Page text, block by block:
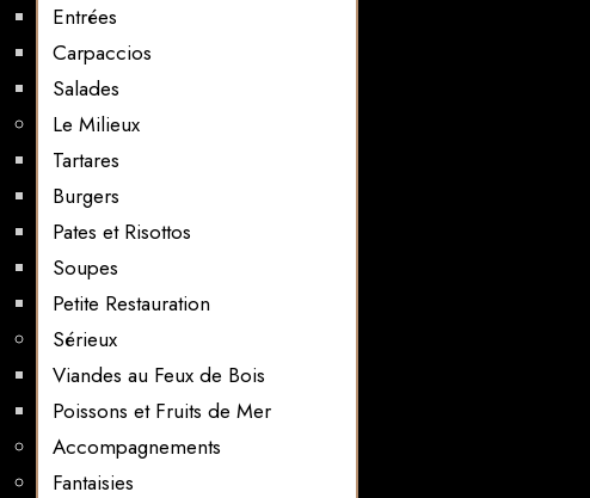
Entrées
Carpaccios
Salades
Le Milieux
Tartares
Burgers
Pates et Risottos
Soupes
Petite Restauration
Sérieux
Viandes au Feux de Bois
Poissons et Fruits de Mer
Accompagnements
Fantaisies